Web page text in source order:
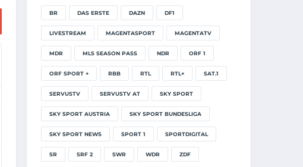
BR DAS ERSTE DAZN DF1
LIVESTREAM MAGENTASPORT MAGENTATV
MDR MLS SEASON PASS NDR ORF 1
ORF SPORT + RBB RTL RTL+ SAT.1
SERVUSTV SERVUSTV AT SKY SPORT
SKY SPORT AUSTRIA SKY SPORT BUNDESLIGA
SKY SPORT NEWS SPORT 1 SPORTDIGITAL
SR SRF 2 SWR WDR ZDF